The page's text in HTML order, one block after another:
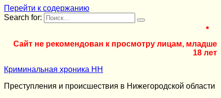
Перейти к содержанию
Search for:
Сайт не рекомендован к просмотру лицам, младше
18 лет
Криминальная хроника НН
Преступления и происшествия в Нижегородской области